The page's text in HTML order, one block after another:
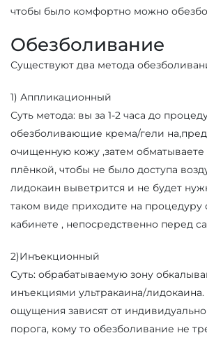
чтобы было комфортно можно
Обезболивание
Существуют два метода
1) Аппликационный
Суть метода: вы за 1-2 часа до
обезболивающие крема/гели
очищенную кожу ,затем
плёнкой, чтобы не было доступа
лидокаин выветрится и не будет
таком виде приходите на процедуру
кабинете , непосредственно перед
2)Инъекционный
Суть: обрабатываемую зону
инъекциями ультракаина/
ощущения зависят от
порога, кому то обезболивание не